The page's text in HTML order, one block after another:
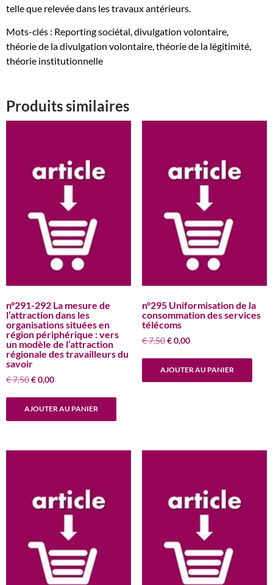
telle que relevée dans les travaux antérieurs.
Mots-clés : Reporting sociétal, divulgation volontaire,
théorie de la divulgation volontaire, théorie de la légitimité,
théorie institutionnelle
Produits similaires
n°291-292 La mesure de
l’attraction dans les
organisations situées en
région périphérique : vers
un modèle de l’attraction
régionale des travailleurs du
savoir
€7,50Le
€0,00Le
AJOUTER AU PANIER
n°295 Uniformisation de la
consommation des services
télécoms
€7,50 Le
€0,00Le
AJOUTER AU PANIER